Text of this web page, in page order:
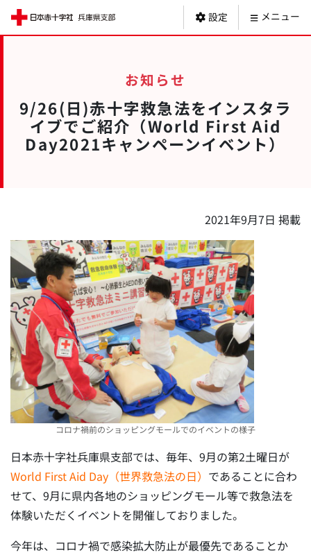
日本赤十字社
設定 メニュー
お知らせ
9/26(日)赤十字救急法をインスタラ
イブでご紹介（World First Aid
Day2021キャンペーンイベント）
2021年9月7日 掲載
コロナ禍前のショッピングモールでのイベントの様子
日本赤十字社兵庫県支部では、毎年、9月の第2土曜日が
World First Aid Day（世界救急法の日） であることに合わ
せて、9月に県内各地のショッピングモール等で救急法を
体験いただくイベントを開催しておりました。
今年は、コロナ禍で感染拡大防止が最優先であることか